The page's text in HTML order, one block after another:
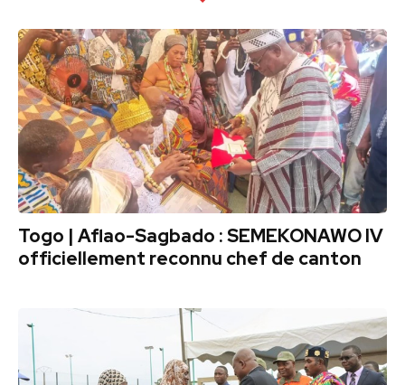
Togo | Aflao-Sagbado : SEMEKONAWO IV
officiellement reconnu chef de canton